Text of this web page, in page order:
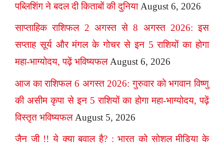
पब्लिशिंग ने बदल दी किताबों की दुनिया August 6, 2026
साप्ताहिक राशिफल 2 अगस्त से 8 अगस्त 2026: इस
सप्ताह सूर्य और मंगल के गोचर से इन 5 राशियों का होगा
महा-भाग्योदय, पढ़ें भविष्यफल August 6, 2026
आज का राशिफल 6 अगस्त 2026: गुरुवार को भगवान विष्णु
की असीम कृपा से इन 5 राशियों का होगा महा-भाग्योदय, पढ़ें
विस्तृत भविष्यफल August 5, 2026
जैन जी !! ये क्या बवाल है? : भारत को सोशल मीडिया के